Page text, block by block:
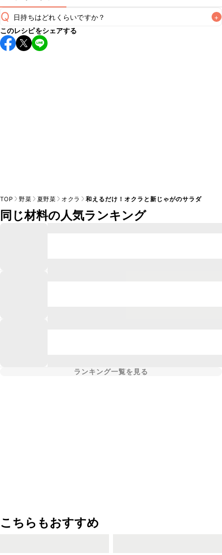
Q 日持ちはどれくらいですか？ +
保存期間は冷蔵で翌日中が目安です。なるべくお早めにお召
し上がりください。
このレシピをシェアする
TOP 野菜 夏野菜 オクラ 和えるだけ！オクラと新じゃがのサラダ
同じ材料の人気ランキング
ランキング一覧を見る
こちらもおすすめ